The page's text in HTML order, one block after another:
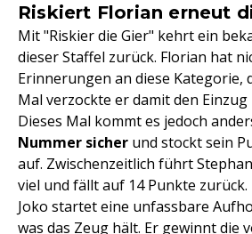
Riskiert Florian erneut
Mit "Riskier die Gier" kehrt ein
dieser Staffel zurück. Florian hat
Erinnerungen an diese Kategorie,
Mal verzockte er damit den Einzug
Dieses Mal kommt es jedoch
Nummer sicher und stockt sein
auf. Zwischenzeitlich führt
viel und fällt auf 14 Punkte zurück.
Joko startet eine unfassbare
was das Zeug hält. Er gewinnt die